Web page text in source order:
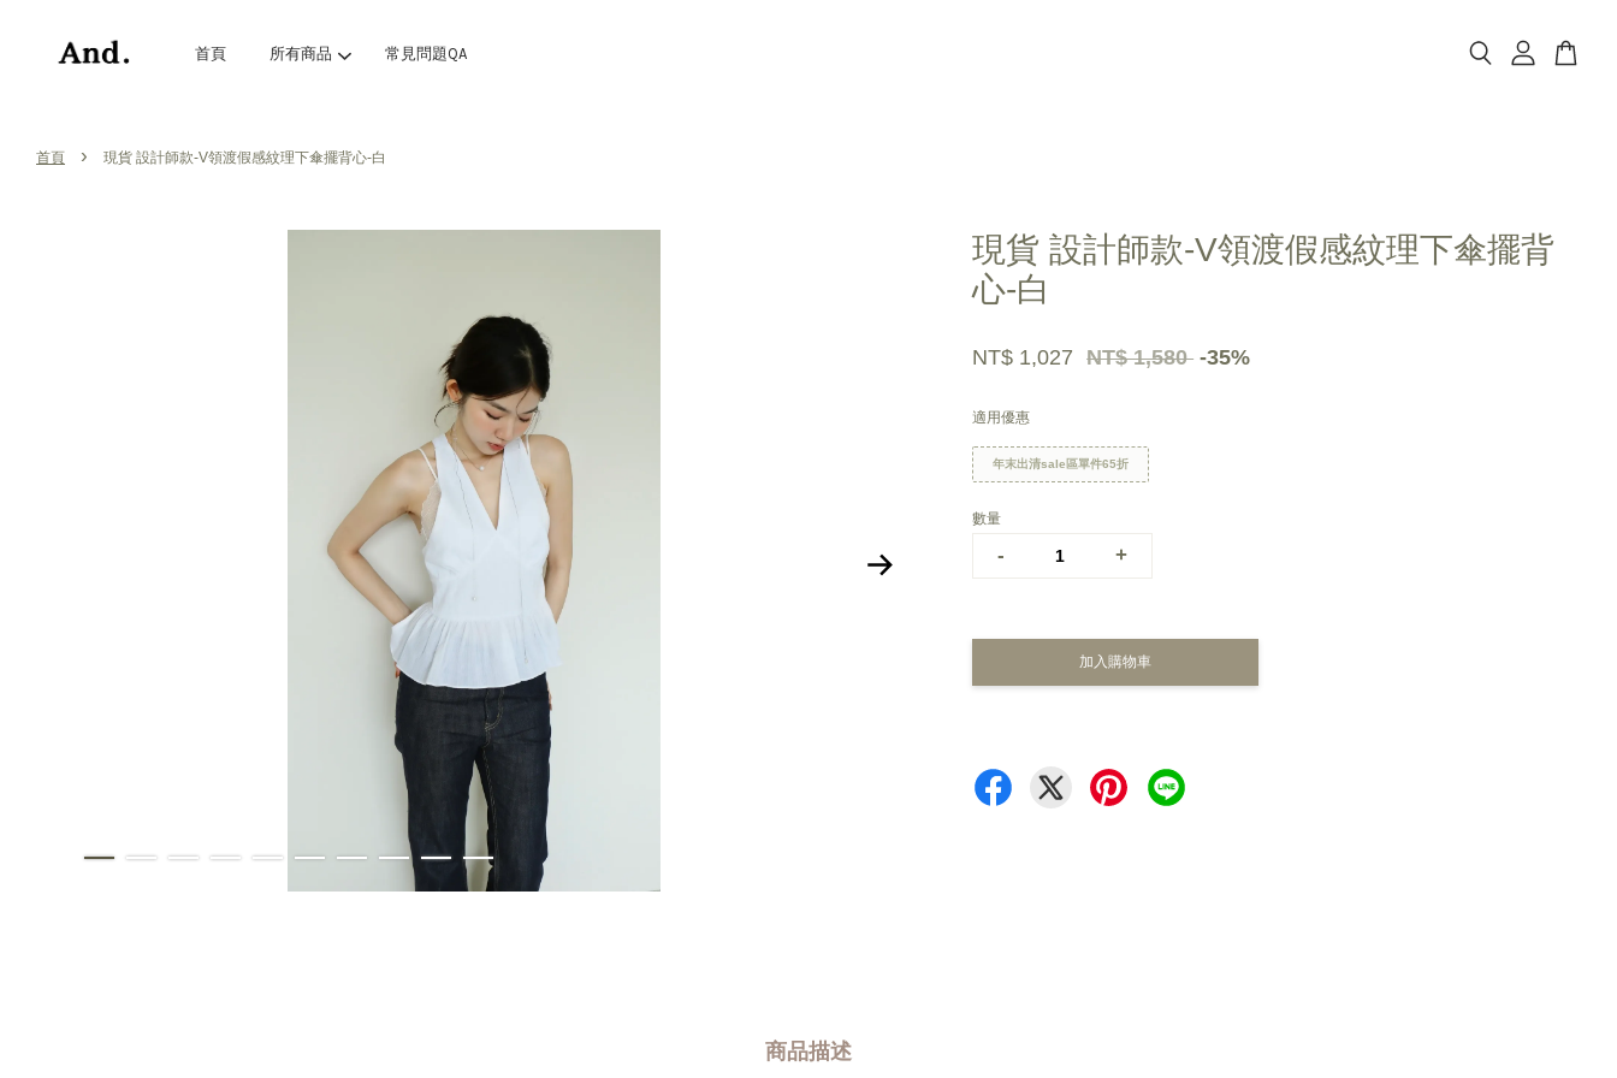
首頁 所有商品 常見問題QA
首頁 › 現貨 設計師款-V領渡假感紋理下傘擺背心-白
現貨 設計師款-V領渡假感紋理下傘擺背
心-白
NT$ 1,027 NT$ 1,580 -35%
適用優惠
年末出清sale區單件65折
數量
- +
加入購物車
商品描述